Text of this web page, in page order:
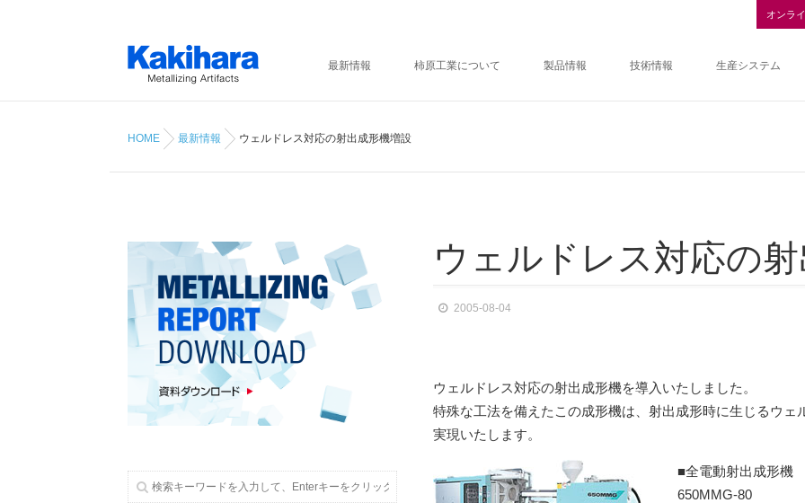
オンラ
最新情報 柿原工業について 製品情報 技術情報 生産システム
HOME 最新情報 ウェルドレス対応の射出成形機増設
ウ ェ ル ド レ ス対応の
2005-08-04
ウェルドレス対応の射出成形機を導入いたしました。
特殊な工法を備えたこの成形機は、射出成形時に生じるウ
実現いたします。
■全電動射出成形機
650MMG-80